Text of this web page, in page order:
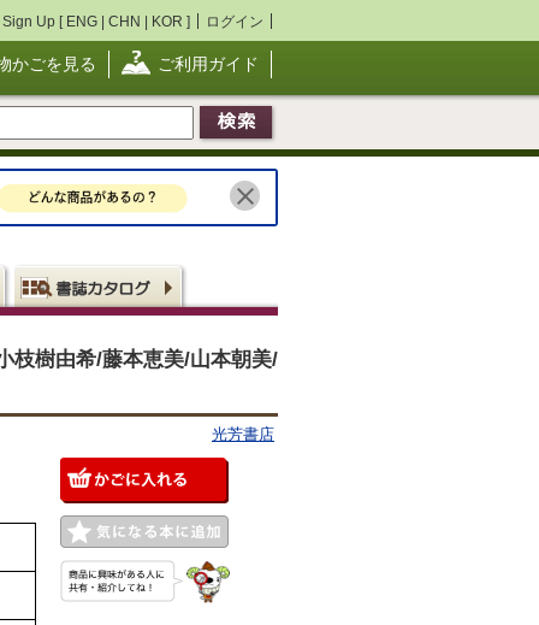
Sign Up [ ENG | CHN | KOR ] ログイン
かごを見る ご利用ガイド
樹由希/藤本恵美/山本朝美/
光芳書店